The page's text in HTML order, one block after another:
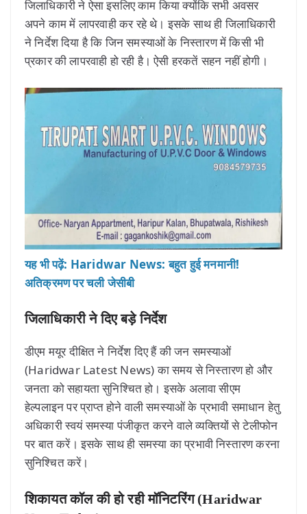
जिलाधिकारी ने ऐसा इसलिए काम किया क्योंकि सभी अवसर
अपने काम में लापरवाही कर रहे थे। इसके साथ ही जिलाधिकारी
ने निर्देश दिया है कि जिन समस्याओं के निस्तारण में किसी भी
प्रकार की लापरवाही हो रही है। ऐसी हरकतें सहन नहीं होगी।
यह भी पढ़ें: Haridwar News: बहुत हुई मनमानी!
अतिक्रमण पर चली जेसीबी
जिलाधिकारी ने दिए बड़े निर्देश
डीएम मयूर दीक्षित ने निर्देश दिए हैं की जन समस्याओं
(Haridwar Latest News) का समय से निस्तारण हो और
जनता को सहायता सुनिश्चित हो। इसके अलावा सीएम
हेल्पलाइन पर प्राप्त होने वाली समस्याओं के प्रभावी समाधान हेतु
अधिकारी स्वयं समस्या पंजीकृत करने वाले व्यक्तियों से टेलीफोन
पर बात करें। इसके साथ ही समस्या का प्रभावी निस्तारण करना
सुनिश्चित करें।
शिकायत कॉल की हो रही मॉनिटरिंग (Haridwar